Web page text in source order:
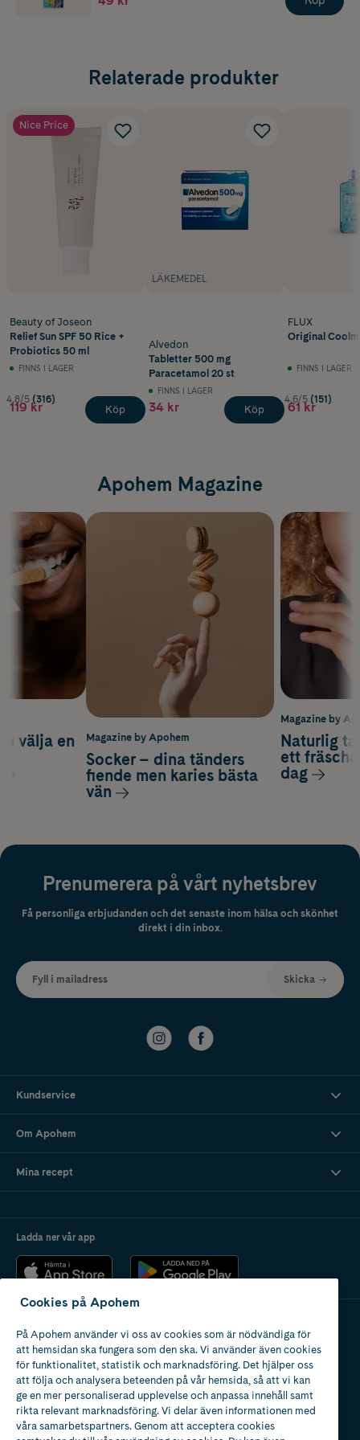
Relaterade produkter
Nice Price
Beauty of Joseon
Relief Sun SPF 50 Rice +
Probiotics 50 ml
FINNS I LAGER
4.8/5 (316)
119 kr Köp
LÄKEMEDEL
Alvedon
Tabletter 500 mg
Paracetamol 20 st
FINNS I LAGER
34 kr Köp
FLUX
Original
FINNS I LAGER
4.6/5 (151)
61 kr
Apohem Magazine
Magazine by
Naturlig
ett
dag
välja en
Magazine by Apohem
Socker – dina tänders
fiende men karies bästa
vän
Prenumerera på vårt nyhetsbrev
Få personliga erbjudanden och det senaste inom hälsa och skönhet
direkt i din inbox.
Fyll i mailadress Skicka
Kundservice
Om Apohem
Mina recept
Ladda ner vår app
Apotek med tillstånd
av Läkemedelsverket
Cookies på Apohem
På Apohem använder vi oss av cookies som är nödvändiga för
att hemsidan ska fungera som den ska. Vi använder även cookies
för funktionalitet, statistik och marknadsföring. Det hjälper oss
att följa och analysera beteenden på vår hemsida, så att vi kan
ge en mer personaliserad upplevelse och anpassa innehåll samt
rikta relevant marknadsföring. Vi delar även informationen med
våra samarbetspartners. Genom att acceptera cookies